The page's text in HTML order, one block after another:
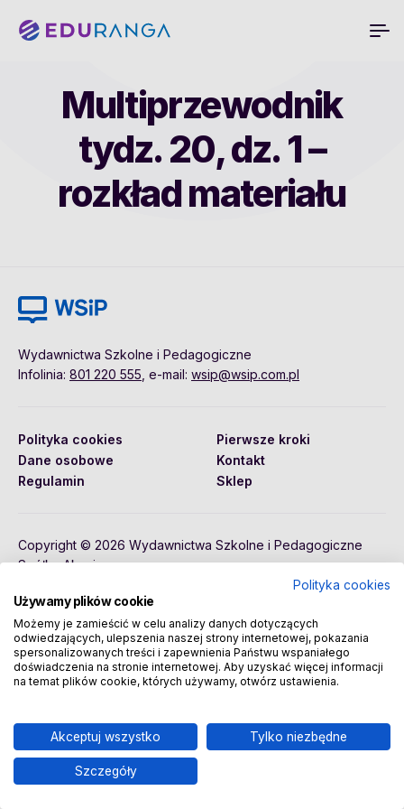
Multiprzewodnik
tydz. 20, dz. 1 –
rozkład materiału
Wydawnictwa Szkolne i Pedagogiczne
Infolinia: 801 220 555 , e-mail: wsip@wsip.com.pl
Polityka cookies
Dane osobowe
Regulamin
Pierwsze kroki
Kontakt
Sklep
Copyright © 2026 Wydawnictwa Szkolne i Pedagogiczne
Spółka Akcyjna
Polityka cookies
Używamy plików cookie
Możemy je zamieścić w celu analizy danych dotyczących
odwiedzających, ulepszenia naszej strony internetowej, pokazania
spersonalizowanych treści i zapewnienia Państwu wspaniałego
doświadczenia na stronie internetowej. Aby uzyskać więcej informacji
na temat plików cookie, których używamy, otwórz ustawienia.
Akceptuj wszystko Tylko niezbędne
Szczegóły